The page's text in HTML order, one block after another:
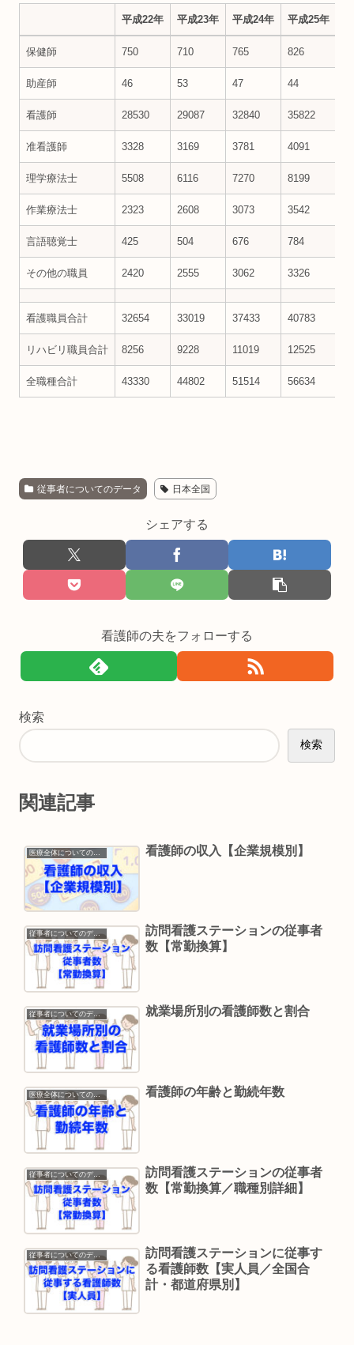
平成22年 平成23年 平成24年 平成25年
平成22年 平成23年 平成24年 平成25年
保健師 750 710 765 826
助産師 46 53 47 44
看護師 28530 29087 32840 35822
准看護師 3328 3169 3781 4091
理学療法士 5508 6116 7270 8199
作業療法士 2323 2608 3073 3542
言語聴覚士 425 504 676 784
その他の職員 2420 2555 3062 3326
看護職員合計 32654 33019 37433 40783
リハビリ職員合計 8256 9228 11019 12525
全職種合計 43330 44802 51514 56634
従事者についてのデータ 日本全国
シェアする
看護師の夫をフォローする
検索
検索
関連記事
医療全体についてのデータ 看護師の収入【企業規模別】
従事者についてのデータ
訪問看護ステーションの従事者
数【常勤換算】
従事者についてのデータ 就業場所別の看護師数と割合
医療全体についてのデータ 看護師の年齢と勤続年数
従事者についてのデータ
訪問看護ステーションの従事者
数【常勤換算／職種別詳細】
従事者についてのデータ
訪問看護ステーションに従事す
る看護師数【実人員／全国合
計・都道府県別】